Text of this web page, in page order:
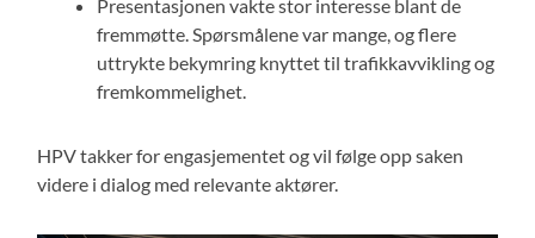
Presentasjonen vakte stor interesse blant de
fremmøtte. Spørsmålene var mange, og flere
uttrykte bekymring knyttet til trafikkavvikling og
fremkommelighet.
HPV takker for engasjementet og vil følge opp saken
videre i dialog med relevante aktører.